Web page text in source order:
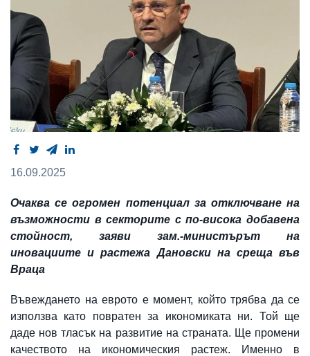
16.09.2025
Очаква се огромен потенциал за отключване на
възможности в секторите с по-висока добавена
стойност, заяви зам.-министърът на
иновациите и растежа Дановски на среща във
Враца
Въвеждането на еврото е момент, който трябва да се
използва като пoвратен за икономиката ни. Той ще
даде нов тласък на развитие на страната. Ще промени
качеството на икономическия растеж. Именно в